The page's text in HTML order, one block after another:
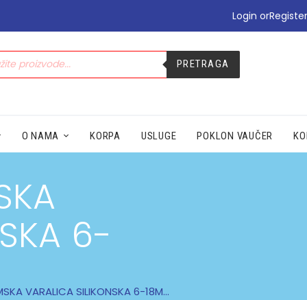
Login orRegister
PRETRAGA
O NAMA KORPA USLUGE POKLON VAUČER
6-
VARALICA SILIKONSKA 6-18M...
•NEGA | LEPOTA
•SPECIJALNI SUPLEMENTI